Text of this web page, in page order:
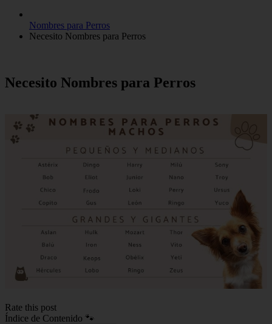
Nombres para Perros
Necesito Nombres para Perros
Necesito Nombres para Perros
Rate this post
Índice de Contenido 🐾